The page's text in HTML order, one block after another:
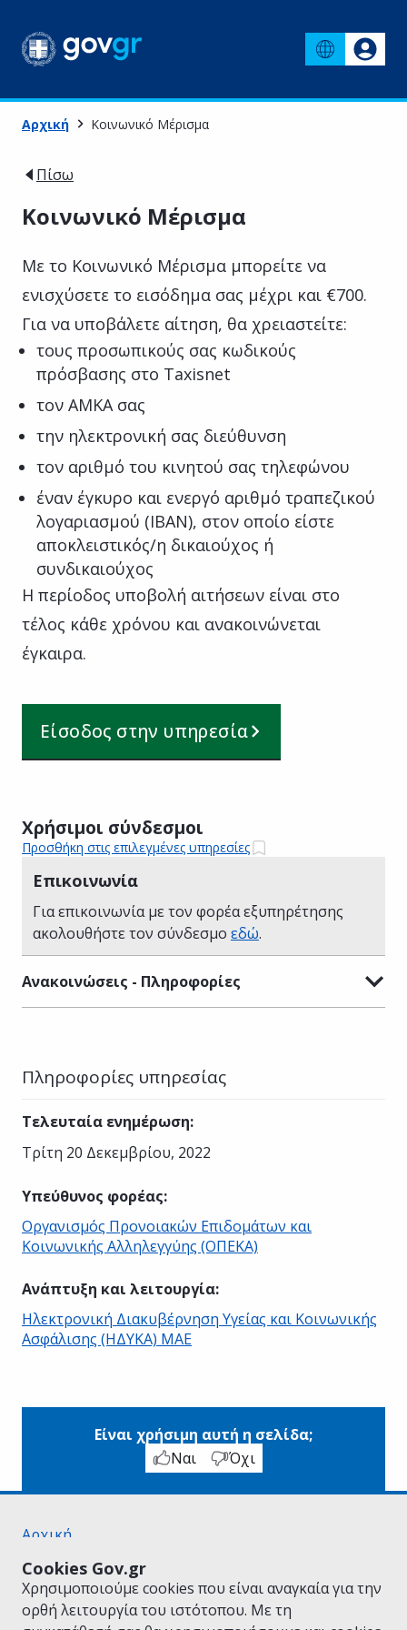
Cookies Gov.gr
Χρησιμοποιούμε cookies που είναι αναγκαία για την
ορθή λειτουργία του ιστότοπου. Με τη
Αρχική Κοινωνικό Μέρισμα
Πίσω
Κοινωνικό Μέρισμα
Με το Κοινωνικό Μέρισμα μπορείτε να
ενισχύσετε το εισόδημα σας μέχρι και €700.
Για να υποβάλετε αίτηση, θα χρειαστείτε:
τους προσωπικούς σας κωδικούς
πρόσβασης στο Taxisnet
τον ΑΜΚΑ σας
την ηλεκτρονική σας διεύθυνση
τον αριθμό του κινητού σας τηλεφώνου
έναν έγκυρο και ενεργό αριθμό τραπεζικού
λογαριασμού (IBAN), στον οποίο είστε
αποκλειστικός/η δικαιούχος ή
συνδικαιούχος
Η περίοδος υποβολή αιτήσεων είναι στο
τέλος κάθε χρόνου και ανακοινώνεται
έγκαιρα.
Είσοδος στην υπηρεσία
Χρήσιμοι σύνδεσμοι
Προσθήκη στις επιλεγμένες υπηρεσίες
Επικοινωνία
Για επικοινωνία με τον φορέα εξυπηρέτησης
ακολουθήστε τον σύνδεσμο εδώ.
Ανακοινώσεις - Πληροφορίες
Πληροφορίες υπηρεσίας
Τελευταία ενημέρωση:
Τρίτη 20 Δεκεμβρίου, 2022
Υπεύθυνος φορέας:
Οργανισμός Προνοιακών Επιδομάτων και
Κοινωνικής Αλληλεγγύης (ΟΠΕΚΑ)
Ανάπτυξη και λειτουργία:
Ηλεκτρονική Διακυβέρνηση Υγείας και Κοινωνικής
Ασφάλισης (ΗΔΥΚΑ) ΜΑΕ
Είναι χρήσιμη αυτή η σελίδα;
Ναι
Όχι
Αρχική
Όροι Χρήσης
Πολιτική Απορρήτου
Δήλωση προσβασιμότητας